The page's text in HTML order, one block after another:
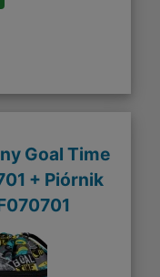
Goal Time
+ Piórnik